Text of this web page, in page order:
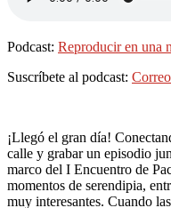
Podcast: Reproducir en una
Suscríbete al podcast:
¡Llegó el gran día!
calle y grabar un episodio
marco del I Encuentro de
momentos de serendipia,
muy interesantes. Cuando